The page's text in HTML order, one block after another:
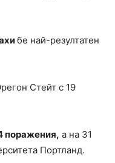
бе най-резултатен
Стейт с 19
поражения, а на 31
Портланд.